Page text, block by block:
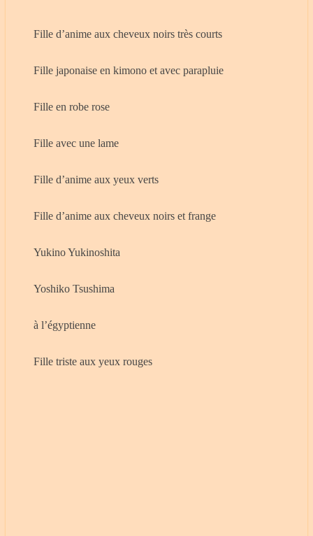
Fille d’anime aux cheveux noirs très courts
Fille japonaise en kimono et avec parapluie
Fille en robe rose
Fille avec une lame
Fille d’anime aux yeux verts
Fille d’anime aux cheveux noirs et frange
Yukino Yukinoshita
Yoshiko Tsushima
à l’égyptienne
Fille triste aux yeux rouges